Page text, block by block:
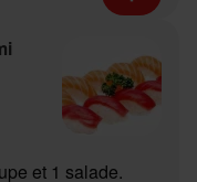
et 1 salade.